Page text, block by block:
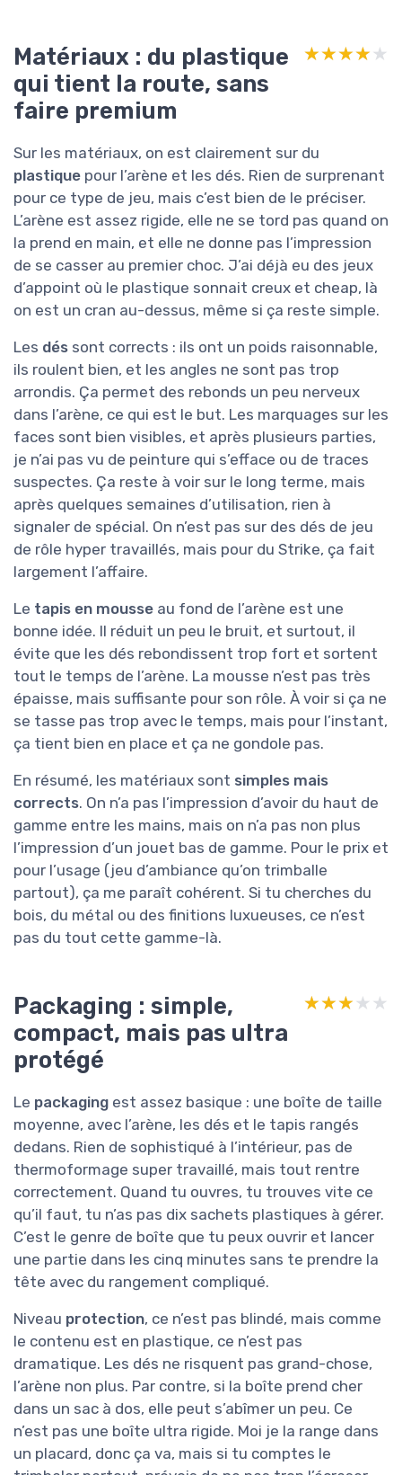
Matériaux : du plastique
qui tient la route, sans
faire premium
★★★★★
★★★★★
Sur les matériaux, on est clairement sur du
plastique pour l’arène et les dés. Rien de surprenant
pour ce type de jeu, mais c’est bien de le préciser.
L’arène est assez rigide, elle ne se tord pas quand on
la prend en main, et elle ne donne pas l’impression
de se casser au premier choc. J’ai déjà eu des jeux
d’appoint où le plastique sonnait creux et cheap, là
on est un cran au-dessus, même si ça reste simple.
Les dés sont corrects : ils ont un poids raisonnable,
ils roulent bien, et les angles ne sont pas trop
arrondis. Ça permet des rebonds un peu nerveux
dans l’arène, ce qui est le but. Les marquages sur les
faces sont bien visibles, et après plusieurs parties,
je n’ai pas vu de peinture qui s’efface ou de traces
suspectes. Ça reste à voir sur le long terme, mais
après quelques semaines d’utilisation, rien à
signaler de spécial. On n’est pas sur des dés de jeu
de rôle hyper travaillés, mais pour du Strike, ça fait
largement l’affaire.
Le tapis en mousse au fond de l’arène est une
bonne idée. Il réduit un peu le bruit, et surtout, il
évite que les dés rebondissent trop fort et sortent
tout le temps de l’arène. La mousse n’est pas très
épaisse, mais suffisante pour son rôle. À voir si ça ne
se tasse pas trop avec le temps, mais pour l’instant,
ça tient bien en place et ça ne gondole pas.
En résumé, les matériaux sont simples mais
corrects. On n’a pas l’impression d’avoir du haut de
gamme entre les mains, mais on n’a pas non plus
l’impression d’un jouet bas de gamme. Pour le prix et
pour l’usage (jeu d’ambiance qu’on trimballe
partout), ça me paraît cohérent. Si tu cherches du
bois, du métal ou des finitions luxueuses, ce n’est
pas du tout cette gamme-là.
Packaging : simple,
compact, mais pas ultra
protégé
★★★★★
★★★★★
Le packaging est assez basique : une boîte de taille
moyenne, avec l’arène, les dés et le tapis rangés
dedans. Rien de sophistiqué à l’intérieur, pas de
thermoformage super travaillé, mais tout rentre
correctement. Quand tu ouvres, tu trouves vite ce
qu’il faut, tu n’as pas dix sachets plastiques à gérer.
C’est le genre de boîte que tu peux ouvrir et lancer
une partie dans les cinq minutes sans te prendre la
tête avec du rangement compliqué.
Niveau protection, ce n’est pas blindé, mais comme
le contenu est en plastique, ce n’est pas
dramatique. Les dés ne risquent pas grand-chose,
l’arène non plus. Par contre, si la boîte prend cher
dans un sac à dos, elle peut s’abîmer un peu. Ce
n’est pas une boîte ultra rigide. Moi je la range dans
un placard, donc ça va, mais si tu comptes le